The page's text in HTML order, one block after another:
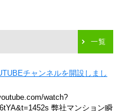
一覧
チャンネルを開設しまし
watch?
弊社マンション瞬